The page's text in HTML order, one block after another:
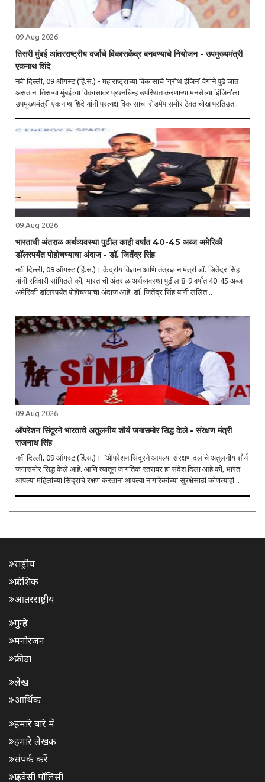
09 Aug 2026
तिसरी मुंबई आंतरराष्ट्रीय दर्जाचे विकासकेंद्र बनवण्याचे नियोजन - उपमुख्यमंत्री
एकनाथ शिंदे
नवी दिल्ली, 09 ऑगस्ट (हिं.स.) - महाराष्ट्राच्या विकासाचे ‘ग्रोथ इंजिन’ वेगाने पुढे जात
असताना तिसऱ्या मुंबईच्या विकासावर प्रश्नचिन्ह उपस्थित करणाऱ्या मनसेच्या ‘इंजिन’ला
उपमुख्यमंत्री एकनाथ शिंदे यांनी प्रत्यक्ष विकासाचा रोडमॅप समोर ठेवत चोख प्रतिउत..
09 Aug 2026
भारताची अंतराळ अर्थव्यवस्था पुढील काही वर्षांत 40-45 अब्ज अमेरिकी
डॉलरपर्यंत पोहोचण्याचा अंदाज - डॉ. जितेंद्र सिंह
नवी दिल्ली, 09 ऑगस्ट (हिं.स.)। केंद्रीय विज्ञान आणि तंत्रज्ञान मंत्री डॉ. जितेंद्र सिंह
यांनी रविवारी सांगितले की, भारताची अंतराळ अर्थव्यवस्था पुढील 8-9 वर्षांत 40-45 अब्ज
अमेरिकी डॉलरपर्यंत पोहोचण्याचा अंदाज आहे. डॉ. जितेंद्र सिंह यांनी ललित ..
09 Aug 2026
ऑपरेशन सिंदूरने भारताचे अतुलनीय शौर्य जगासमोर सिद्ध केले - संरक्षण मंत्री
राजनाथ सिंह
नवी दिल्ली, 09 ऑगस्ट (हिं.स.)। “ऑपरेशन सिंदूरने आपल्या संरक्षण दलांचे अतुलनीय शौर्य
जगासमोर सिद्ध केले आहे. आणि त्यातून जागतिक स्तरावर हा संदेश दिला आहे की, भारत
आपल्या महिलांच्या सिंदूराचे रक्षण करताना आपल्या नागरिकांच्या सुरक्षेसाठी कोणत्याही ..
राष्ट्रीय
प्रादेशिक
आंतरराष्ट्रीय
गुन्हे
मनोरंजन
क्रीडा
लेख
आर्थिक
हमारे बारे में
हमारे लेखक
संपर्क करें
प्राइवेसी पॉलिसी